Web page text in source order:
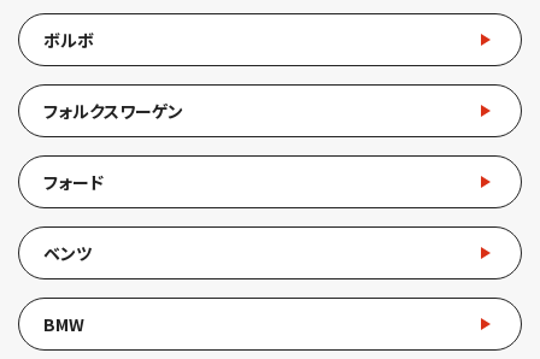
ボルボ
フォルクスワーゲン
フォード
ベンツ
BMW